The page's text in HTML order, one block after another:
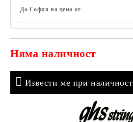
До София на цена от
Няма наличност
Извести ме при наличност